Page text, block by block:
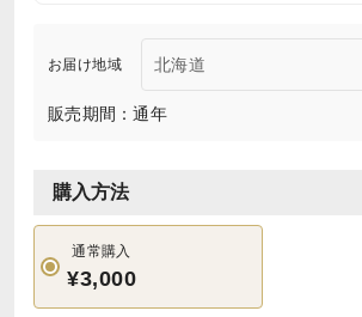
お届け地域
販売期間：通年
購入方法
通常購入
¥3,000